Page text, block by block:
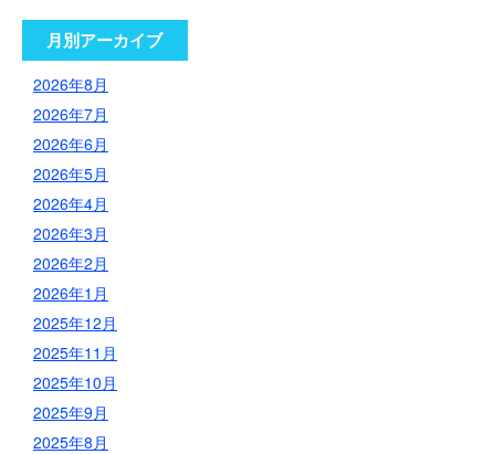
月別アーカイブ
2026年8月
2026年7月
2026年6月
2026年5月
2026年4月
2026年3月
2026年2月
2026年1月
2025年12月
2025年11月
2025年10月
2025年9月
2025年8月